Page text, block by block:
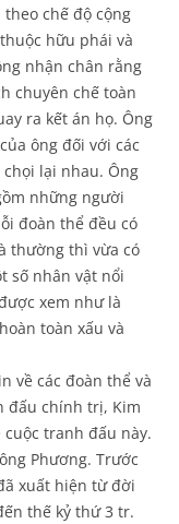
chế độ cộng
hữu phái và
nhận chân rằng
chuyên chế toàn
ra kết án họ. Ông
ông đối với các
lại nhau. Ông
những người
đoàn thể đều có
thường thì vừa có
số nhân vật nổi
xem như là
toàn xấu và
về các đoàn thể và
đấu chính trị, Kim
tranh đấu này.
Phương. Trước
xuất hiện từ đời
thế kỷ thứ 3 tr.